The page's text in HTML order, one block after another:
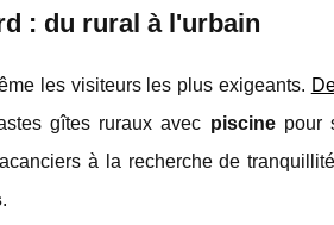
: du rural à l'urbain
les visiteurs les plus exigeants.
gîtes ruraux avec piscinepour
à la recherche de
.